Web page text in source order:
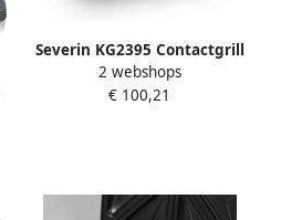
Severin KG2395 Contactgrill
SEVINI Pro 7 Automatische
programma's ILAG non
2 webshops
€ 100,21